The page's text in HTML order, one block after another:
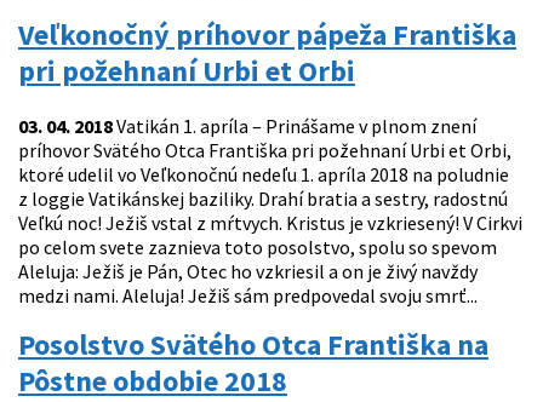
Veľkonočný príhovor pápeža Františka
pri požehnaní Urbi et Orbi
03. 04. 2018Vatikán 1. apríla – Prinášame v plnom znení
príhovor Svätého Otca Františka pri požehnaní Urbi et Orbi,
ktoré udelil vo Veľkonočnú nedeľu 1. apríla 2018 na poludnie
z loggie Vatikánskej baziliky. Drahí bratia a sestry, radostnú
Veľkú noc! Ježiš vstal z mŕtvych. Kristus je vzkriesený! V Cirkvi
po celom svete zaznieva toto posolstvo, spolu so spevom
Aleluja: Ježiš je Pán, Otec ho vzkriesil a on je živý navždy
medzi nami. Aleluja! Ježiš sám predpovedal svoju smrť...
Posolstvo Svätého Otca Františka na
Pôstne obdobie 2018